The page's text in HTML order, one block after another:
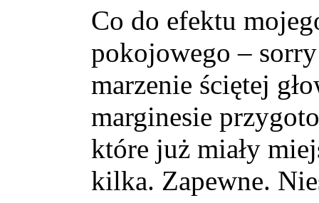
Co do efektu
pokojowego –
marzenie ściętej
marginesie
które już miały
kilka. Zapewne.